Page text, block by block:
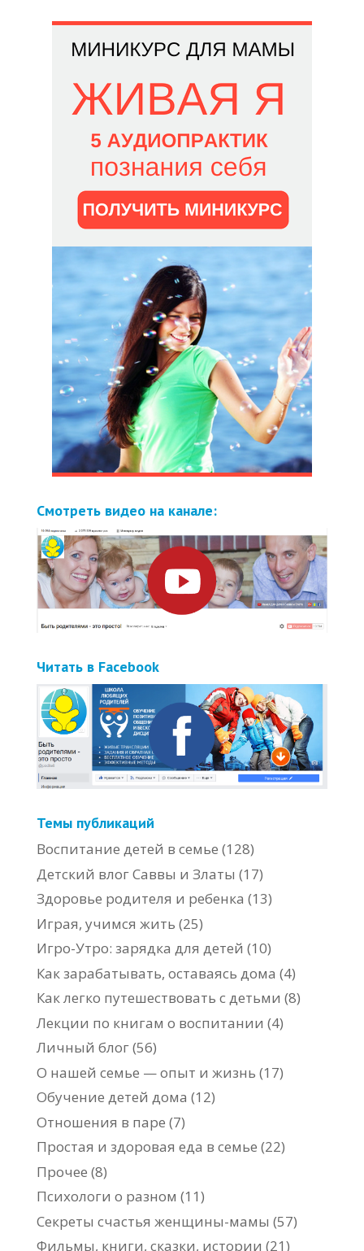
Смотреть видео на канале:
Читать в Facebook
Темы публикаций
Воспитание детей в семье (128)
Детский влог Саввы и Златы (17)
Здоровье родителя и ребенка (13)
Играя, учимся жить (25)
Игро-Утро: зарядка для детей (10)
Как зарабатывать, оставаясь дома (4)
Как легко путешествовать с детьми (8)
Лекции по книгам о воспитании (4)
Личный блог(56)
О нашей семье — опыт и жизнь (17)
Обучение детей дома (12)
Отношения в паре (7)
Простая и здоровая еда в семье (22)
Прочее (8)
Психологи о разном (11)
Секреты счастья женщины-мамы (57)
Фильмы, книги, сказки, истории (21)